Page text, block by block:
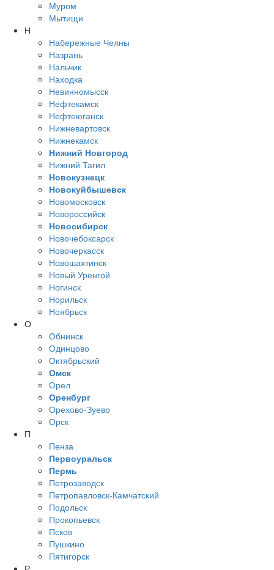
Муром
Мытищи
Н
Набережные Челны
Назрань
Нальчик
Находка
Невинномысск
Нефтекамск
Нефтеюганск
Нижневартовск
Нижнекамск
Нижний Новгород
Нижний Тагил
Новокузнецк
Новокуйбышевск
Новомосковск
Новороссийск
Новосибирск
Новочебоксарск
Новочеркасск
Новошахтинск
Новый Уренгой
Ногинск
Норильск
Ноябрьск
О
Обнинск
Одинцово
Октябрьский
Омск
Орел
Оренбург
Орехово-Зуево
Орск
П
Пенза
Первоуральск
Пермь
Петрозаводск
Петропавловск-Камчатский
Подольск
Прокопьевск
Псков
Пушкино
Пятигорск